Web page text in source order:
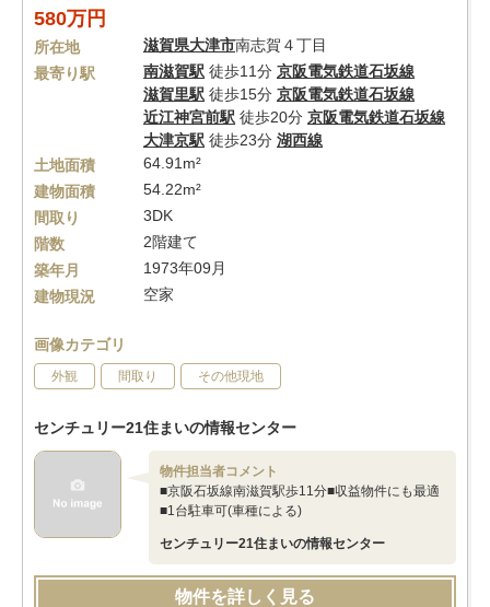
580万円
所在地 滋賀県大津市南志賀４丁目
最寄り駅
南滋賀駅 徒歩11分 京阪電気鉄道石坂線
滋賀里駅 徒歩15分 京阪電気鉄道石坂線
近江神宮前駅 徒歩20分 京阪電気鉄道石坂線
大津京駅 徒歩23分 湖西線
土地面積
64.91m²
建物面積
54.22m²
間取り
3DK
階数
2階建て
築年月
1973年09月
建物現況
空家
画像カテゴリ
外観 間取り その他現地
センチュリー21住まいの情報センター
物件担当者コメント
■京阪石坂線南滋賀駅歩11分■収益物件にも最適
■1台駐車可(車種による)
センチュリー21住まいの情報センター
物件を詳しく見る